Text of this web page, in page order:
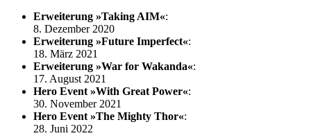
Erweiterung »Taking AIM«:
8. Dezember 2020
Erweiterung »Future Imperfect«:
18. März 2021
Erweiterung »War for Wakanda«:
17. August 2021
Hero Event »With Great Power«:
30. November 2021
Hero Event »The Mighty Thor«:
28. Juni 2022